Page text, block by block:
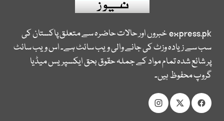
express.pkخبروں اور حالات حاضرہ سے متعلق پاکستان کی
سب سے زیادہ وزٹ کی جانے والی ویب سائٹ ہے۔ اس ویب سائٹ
پر شائع شدہ تمام مواد کے جملہ حقوق بحق ایکسپریس میڈیا
گروپ محفوظ ہیں۔